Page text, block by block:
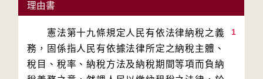
理由書
1
憲法第十九條規定人民有依法律納稅之義
務，固係指人民有依據法律所定之納稅主體、
稅目、稅率、納稅方法及納稅期間等項而負納